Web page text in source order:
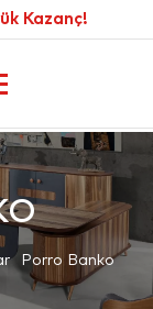
Kazanç!
Porro Banko